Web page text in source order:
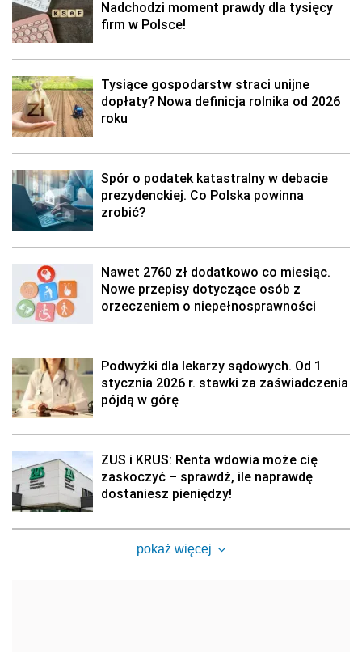
Nadchodzi moment prawdy dla tysięcy
firm w Polsce!
Tysiące gospodarstw straci unijne
dopłaty? Nowa definicja rolnika od 2026
roku
Spór o podatek katastralny w debacie
prezydenckiej. Co Polska powinna
zrobić?
Nawet 2760 zł dodatkowo co miesiąc.
Nowe przepisy dotyczące osób z
orzeczeniem o niepełnosprawności
Podwyżki dla lekarzy sądowych. Od 1
stycznia 2026 r. stawki za zaświadczenia
pójdą w górę
ZUS i KRUS: Renta wdowia może cię
zaskoczyć – sprawdź, ile naprawdę
dostaniesz pieniędzy!
pokaż więcej